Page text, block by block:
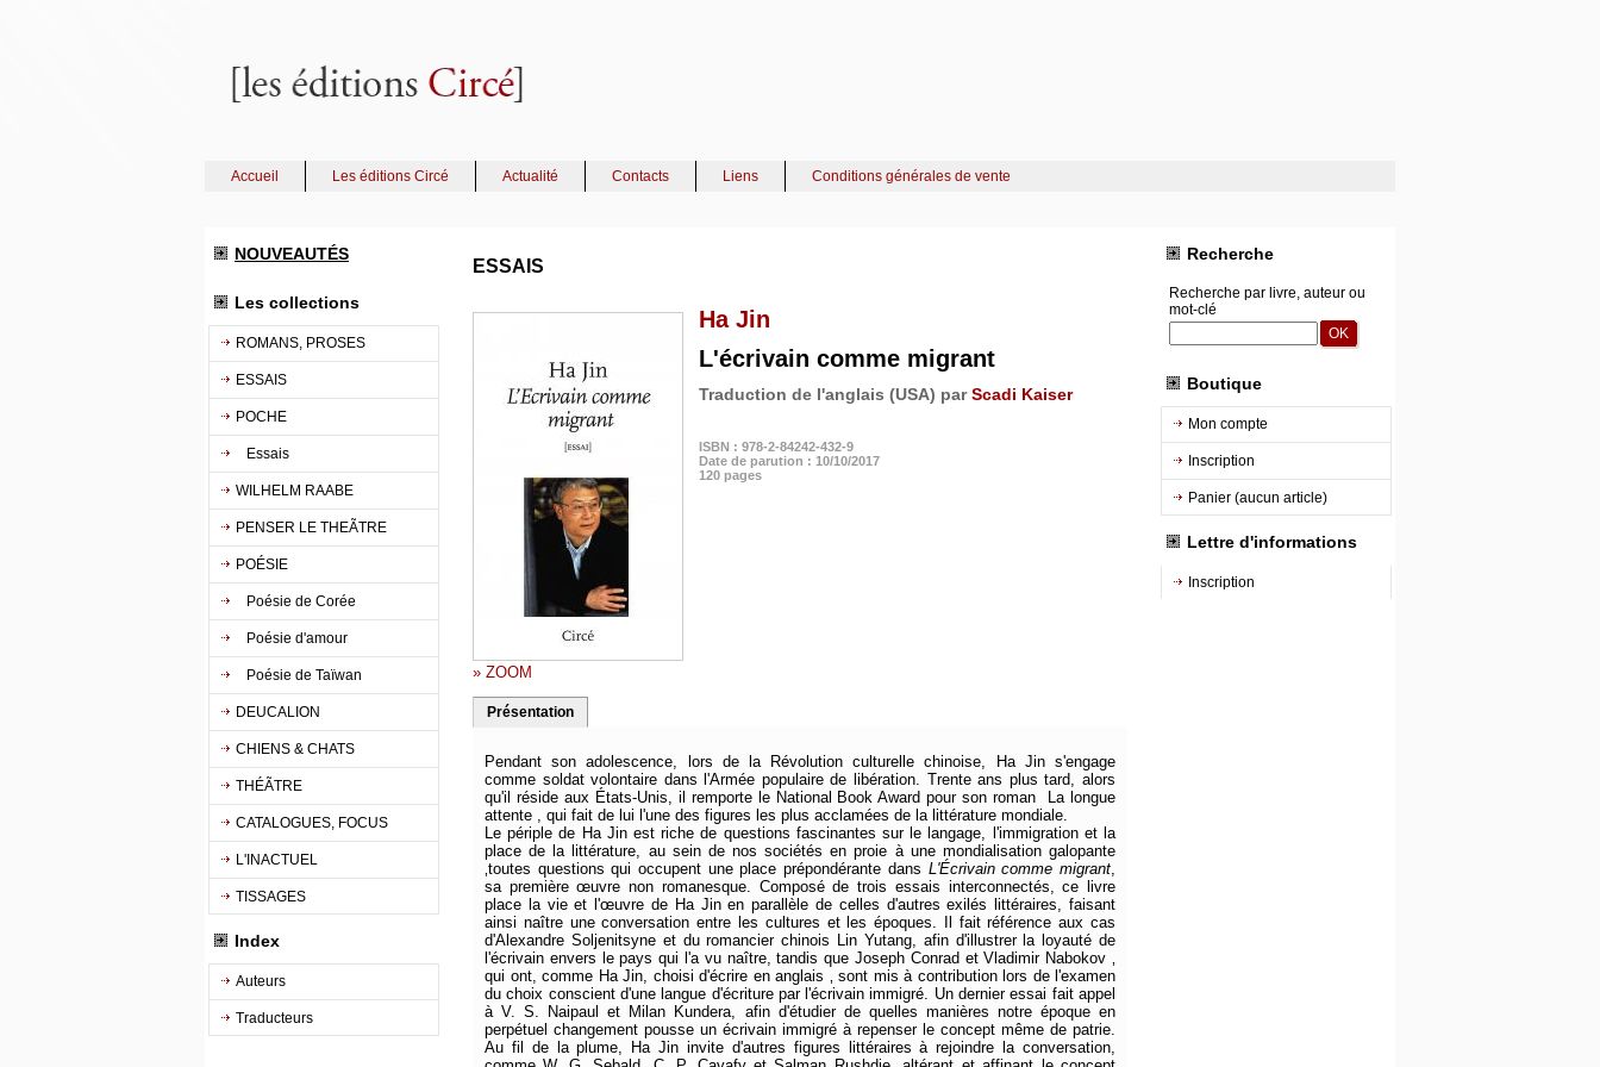
Accueil Les éditions Circé Actualité Contacts Liens Conditions générales de vente
NOUVEAUTÉS
Les collections
ROMANS, PROSES
ESSAIS
POCHE
Essais
WILHELM RAABE
PENSER LE THEÃTRE
POÉSIE
Poésie de Corée
Poésie d'amour
Poésie de Taïwan
DEUCALION
CHIENS & CHATS
THÉÃTRE
CATALOGUES, FOCUS
L'INACTUEL
TISSAGES
Index
Auteurs
Traducteurs
ESSAIS
» ZOOM
Ha Jin
L'écrivain comme migrant
Traduction de l'anglais (USA) parScadi Kaiser
ISBN : 978-2-84242-432-9
Date de parution : 10/10/2017
120 pages
Présentation
Pendant son adolescence, lors de la Révolution culturelle chinoise, Ha Jin s'engage
comme soldat volontaire dans l'Armée populaire de libération. Trente ans plus tard, alors
qu'il réside aux États-Unis, il remporte le National Book Award pour son roman La longue
attente , qui fait de lui l'une des figures les plus acclamées de la littérature mondiale.
Le périple de Ha Jin est riche de questions fascinantes sur le langage, l'immigration et la
place de la littérature, au sein de nos sociétés en proie à une mondialisation galopante
‚toutes questions qui occupent une place prépondérante dans L'Écrivain comme migrant,
sa première œuvre non romanesque. Composé de trois essais interconnectés, ce livre
place la vie et l'œuvre de Ha Jin en parallèle de celles d'autres exilés littéraires, faisant
ainsi naître une conversation entre les cultures et les époques. Il fait référence aux cas
d'Alexandre Soljenitsyne et du romancier chinois Lin Yutang, afin d'illustrer la loyauté de
l'écrivain envers le pays qui l'a vu naître, tandis que Joseph Conrad et Vladimir Nabokov ‚
qui ont, comme Ha Jin, choisi d'écrire en anglais ‚ sont mis à contribution lors de l'examen
du choix conscient d'une langue d'écriture par l'écrivain immigré. Un dernier essai fait appel
à V. S. Naipaul et Milan Kundera, afin d'étudier de quelles manières notre époque en
perpétuel changement pousse un écrivain immigré à repenser le concept même de patrie.
Au fil de la plume, Ha Jin invite d'autres figures littéraires à rejoindre la conversation,
Recherche
Recherche par livre, auteur ou
mot-clé
Boutique
Mon compte
Inscription
Panier (aucun article)
Lettre d'informations
Inscription